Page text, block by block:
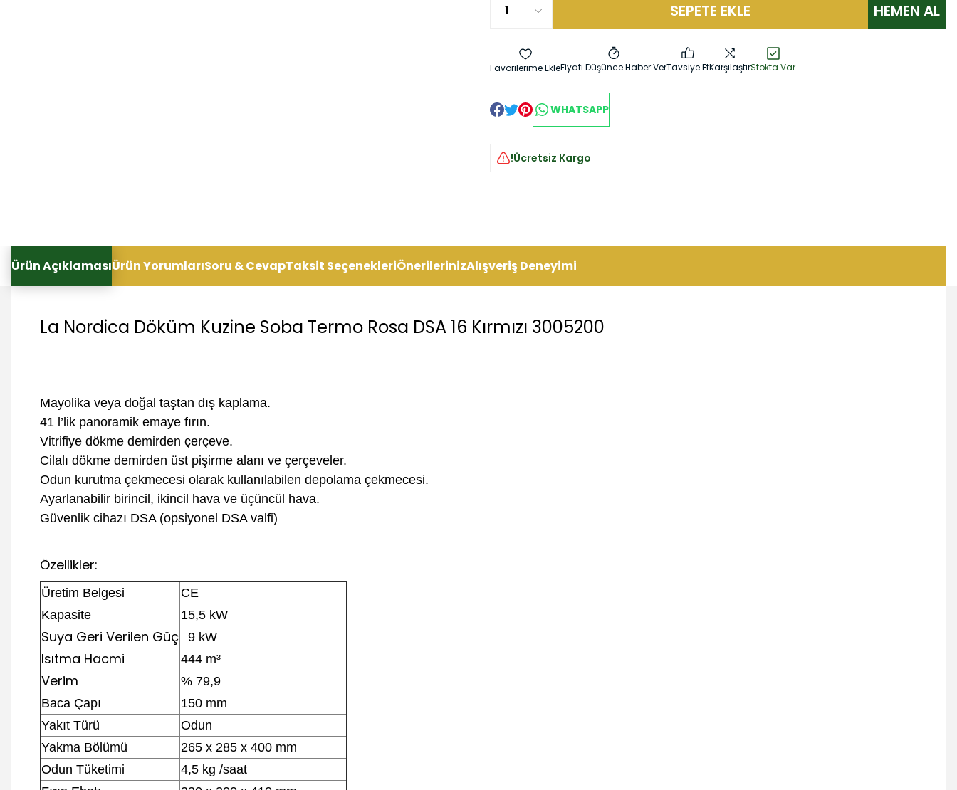
SEPETE EKLE HEMEN AL
Fiyatı Düşünce Haber VerTavsiye EtKarşılaştırStokta Var
WHATSAPP
!Ücretsiz Kargo
Ürün AçıklamasıÜrün YorumlarıSoru & CevapTaksit SeçenekleriÖnerilerinizAlışveriş Deneyimi
La Nordica Döküm Kuzine Soba Termo Rosa DSA 16 Kırmızı 3005200
Mayolika veya doğal taştan dış kaplama.
41 l’lik panoramik emaye fırın.
Vitrifiye dökme demirden çerçeve.
Cilalı dökme demirden üst pişirme alanı ve çerçeveler.
Odun kurutma çekmecesi olarak kullanılabilen depolama çekmecesi.
Ayarlanabilir birincil, ikincil hava ve üçüncül hava.
Güvenlik cihazı DSA (opsiyonel DSA valfi)
Özellikler:
Üretim Belgesi
CE
Kapasite
15,5 kW
Suya Geri Verilen Güç 9 kW
Isıtma Hacmi 444 m³
Verim
% 79,9
Baca Çapı
150 mm
Yakıt Türü
Odun
Yakma Bölümü
265 x 285 x 400 mm
Odun Tüketimi
4,5 kg /saat